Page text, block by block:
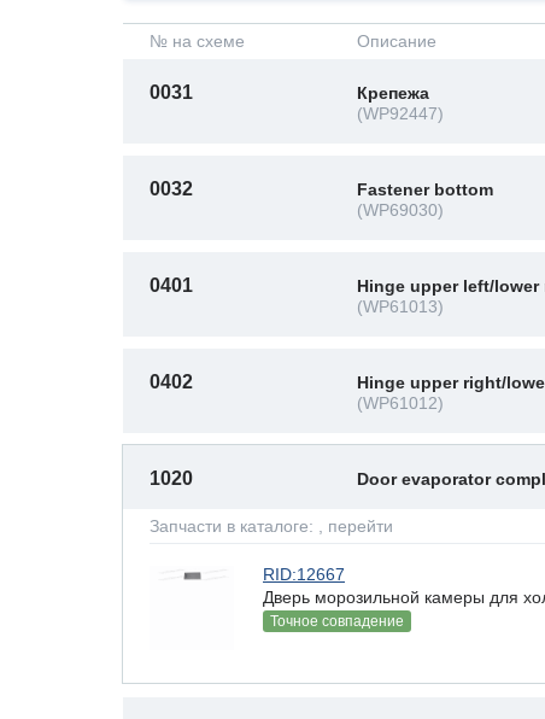
№ на схеме Описание
0031
Крепежа
(WP92447)
0032
Fastener bottom
(WP69030)
0401
Hinge upper left/lower
(WP61013)
0402
Hinge upper right/
(WP61012)
1020 Door evaporator
Запчасти в каталоге: , перейти
RID:12667
Дверь морозильной камеры для
Точное совпадение